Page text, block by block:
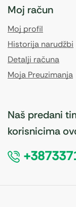
Moj račun
Moj profil
Historija narudžbi
Detalji računa
Moja Preuzimanja
Naš predani
korisnicima